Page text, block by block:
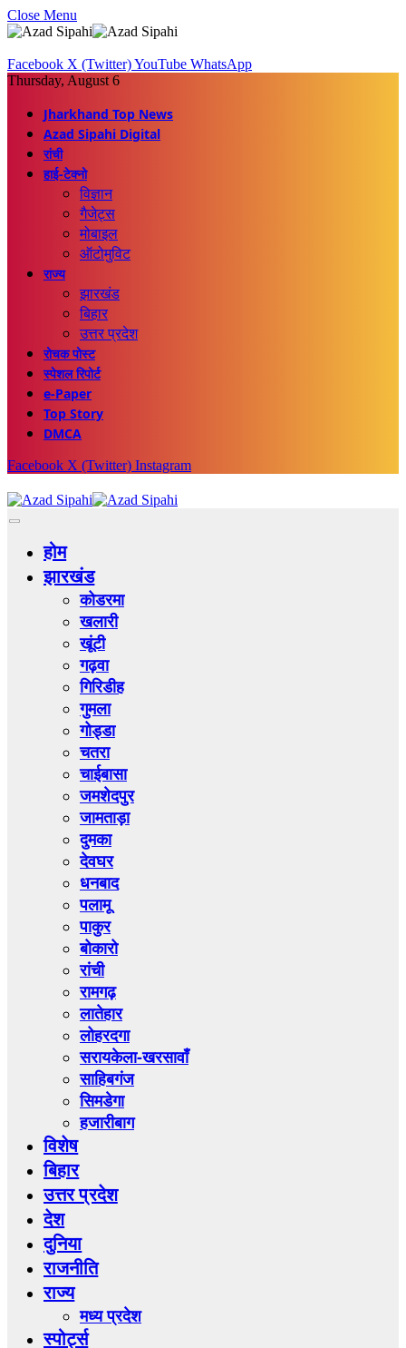
Close Menu
Facebook X (Twitter)YouTube WhatsApp
Thursday, August 6
Jharkhand Top News
Azad Sipahi Digital
रांची
हाई-टेक्नो
विज्ञान
गैजेट्स
मोबाइल
ऑटोमुविट
राज्य
झारखंड
बिहार
उत्तर प्रदेश
रोचक पोस्ट
स्पेशल रिपोर्ट
e-Paper
Top Story
DMCA
Facebook X (Twitter) Instagram
होम
झारखंड
कोडरमा
खलारी
खूंटी
गढ़वा
गिरिडीह
गुमला
गोड्डा
चतरा
चाईबासा
जमशेदपुर
जामताड़ा
दुमका
देवघर
धनबाद
पलामू
पाकुर
बोकारो
रांची
रामगढ़
लातेहार
लोहरदगा
सरायकेला-खरसावाँ
साहिबगंज
सिमडेगा
हजारीबाग
विशेष
बिहार
उत्तर प्रदेश
देश
दुनिया
राजनीति
राज्य
मध्य प्रदेश
स्पोर्ट्स